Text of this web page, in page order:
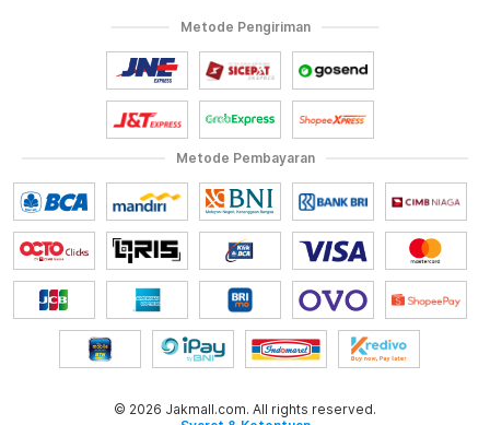
Metode Pembayaran
Metode Pengiriman
© 2026 Jakmall.com. All rights reserved.